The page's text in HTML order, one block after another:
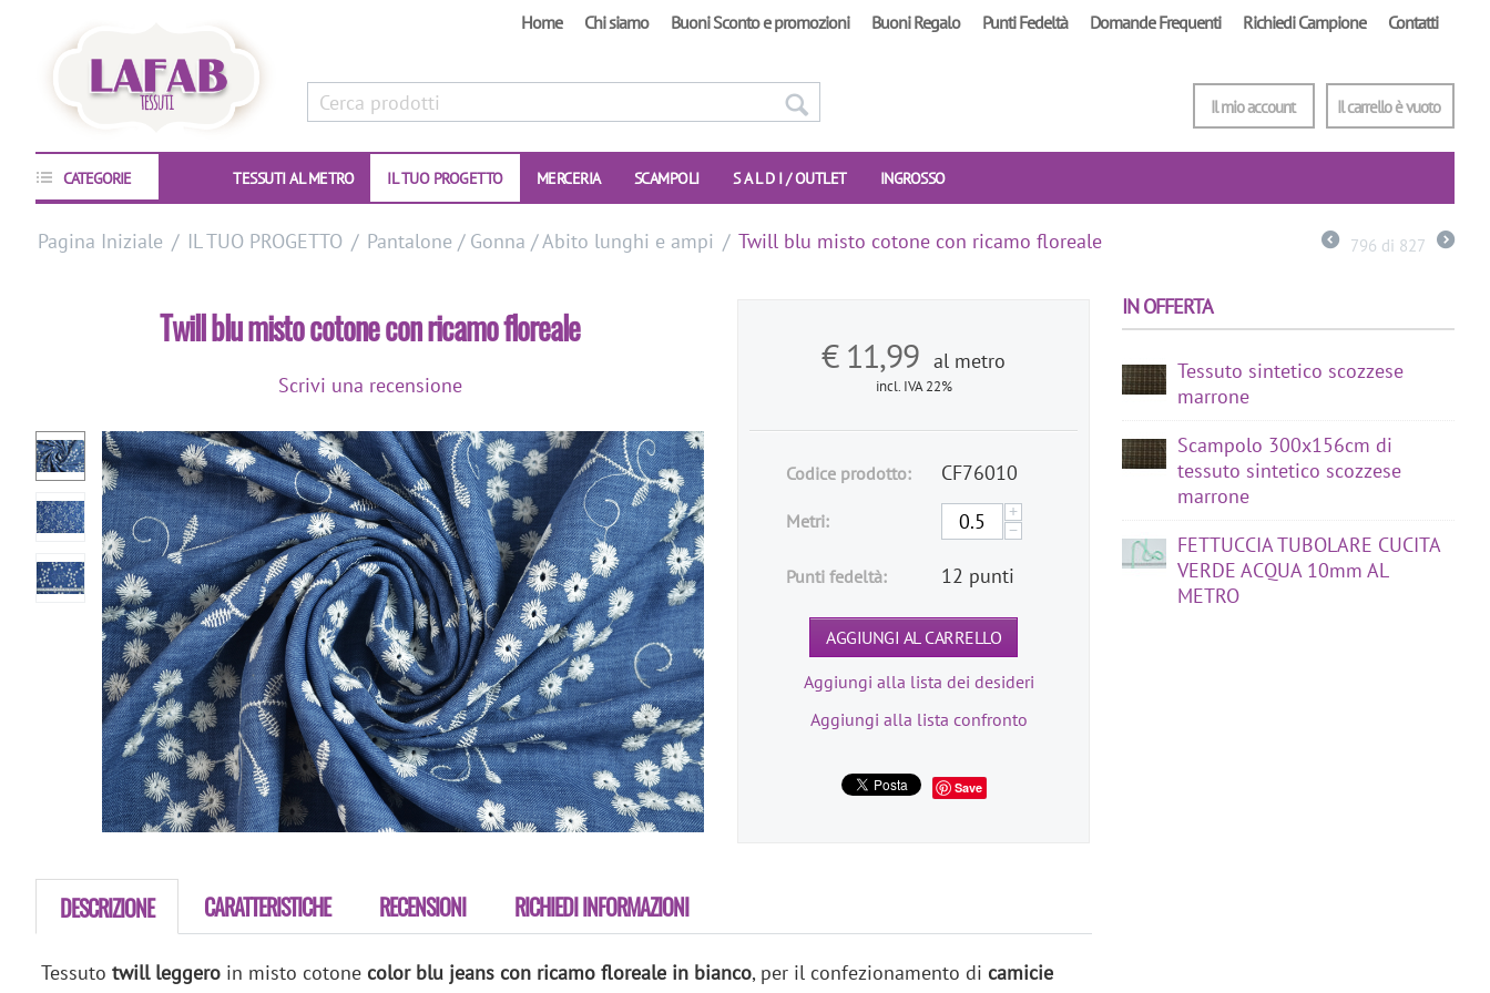
Home Chi siamo Buoni Sconto e promozioni Buoni Regalo Punti Fedeltà Domande Frequenti Richiedi Campione Contatti
Il carrello è vuoto
Il mio account
CATEGORIE TESSUTI AL METRO IL TUO PROGETTO MERCERIA SCAMPOLI S A L D I / OUTLET INGROSSO
Pagina Iniziale / IL TUO PROGETTO / Pantalone / Gonna / Abito lunghi e ampi / Twill blu misto cotone con ricamo floreale 796 di 827
Twill blu misto cotone con ricamo floreale
Scrivi una recensione
€ 11,99 al metro
incl. IVA 22%
Codice prodotto: CF76010
Metri:
+
−
Punti fedeltà: 12 punti
AGGIUNGI AL CARRELLO
Aggiungi alla lista dei desideri
Aggiungi alla lista confronto
Save
DESCRIZIONE CARATTERISTICHE RECENSIONI RICHIEDI INFORMAZIONI
Tessuto twill leggero in misto cotone color blu jeans con ricamo floreale in bianco, per il confezionamento di camicie
IN OFFERTA
Tessuto sintetico scozzese
marrone
Scampolo 300x156cm di
tessuto sintetico scozzese
marrone
FETTUCCIA TUBOLARE CUCITA
VERDE ACQUA 10mm AL
METRO